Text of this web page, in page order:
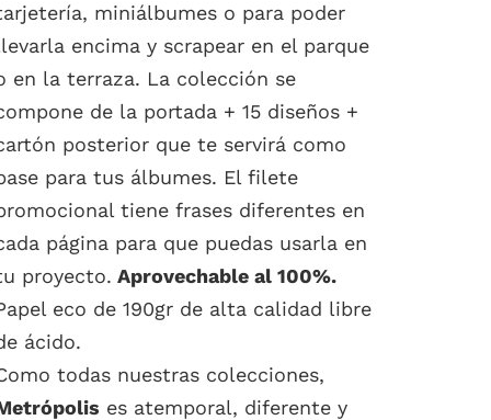
miniálbumes o para poder
encima y scrapear en el parque
en la terraza. La colección se
de la portada + 15 diseños +
posterior que te servirá como
para tus álbumes. El filete
tiene frases diferentes en
página para que puedas usarla en
proyecto. Aprovechable al 100%.
eco de 190gr de alta calidad libre
ácido.
todas nuestras colecciones,
es atemporal, diferente y